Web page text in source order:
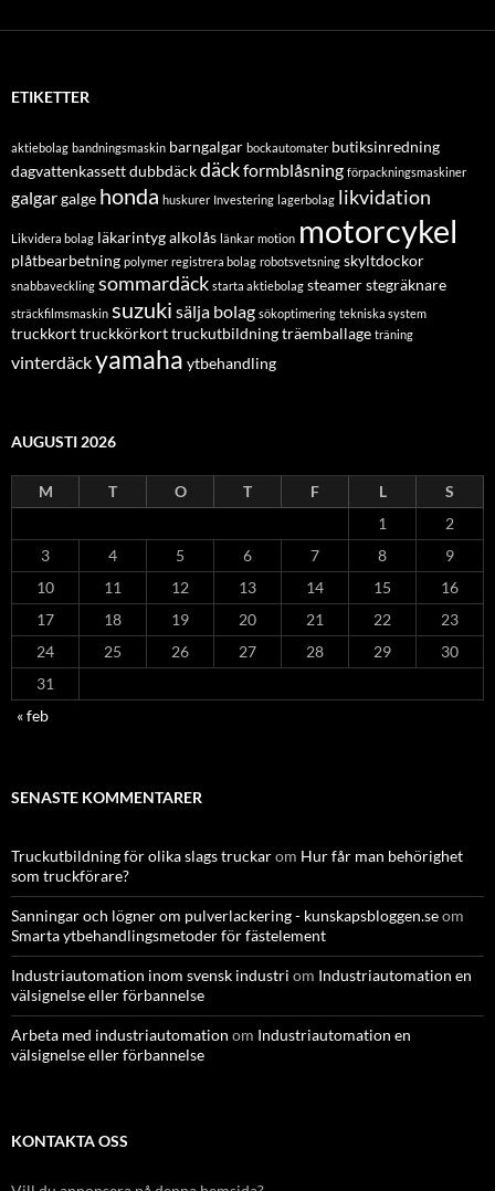
ETIKETTER
aktiebolag bandningsmaskin barngalgar bockautomater butiksinredning
dagvattenkassettdubbdäckdäckformblåsning förpackningsmaskiner
galgargalge honda huskurer Investering lagerbolag likvidation
Likvidera bolag läkarintyg alkolås länkar motion motorcykel
plåtbearbetning polymer registrera bolag robotsvetsning skyltdockor
snabbaveckling sommardäck starta aktiebolag steamerstegräknare
sträckfilmsmaskin suzuki sälja bolag sökoptimering tekniska system
truckkorttruckkörkorttruckutbildningträemballage träning
vinterdäckyamaha ytbehandling
AUGUSTI 2026
M T O T F L
S
1
2
3
4 5 6 7 8
9
10
11 12 13 14 15
16
17
18 19 20 21 22
23
24
25 26 27 28 29
30
31
« feb
SENASTE KOMMENTARER
Truckutbildning för olika slags truckarom Hur får man behörighet
som truckförare?
Sanningar och lögner om pulverlackering - kunskapsbloggen.seom
Smarta ytbehandlingsmetoder för fästelement
Industriautomation inom svensk industri om Industriautomation en
välsignelse eller förbannelse
Arbeta med industriautomation om Industriautomation en
välsignelse eller förbannelse
KONTAKTA OSS